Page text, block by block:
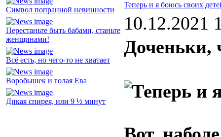
Символ попранной невинности
Перестаньте быть бабами, станьте
женщинами!
Всё есть, но чего-то не хватает
Воробышек и голая Ева
Дикая спирея, или 9 ½ минут
Теперь и я боюсь своих
10.12.2021
Доченьки,